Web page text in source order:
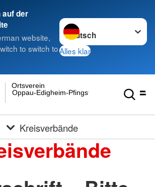
auf der
website,
to switch to
Sprache wechseln zu
Alles klar
Oppau-Edigheim-Pfingstweide e.V.
Ortsverein
Kreisverbände